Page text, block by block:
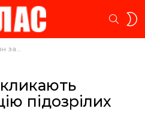
кавказців
підозрілих